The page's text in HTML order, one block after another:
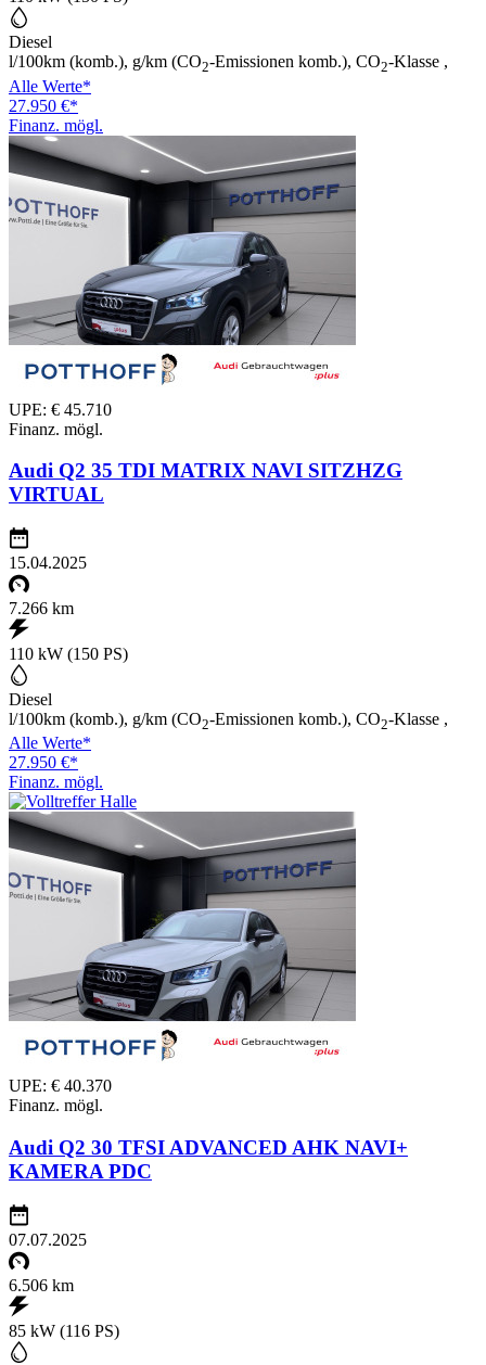
Diesel
l/100km (komb.), g/km (CO2-Emissionen komb.), CO2-Klasse ,
Alle Werte*
27.950 €*
Finanz. mögl.
UPE: € 45.710
Finanz. mögl.
Audi Q2 35 TDI MATRIX NAVI SITZHZG
VIRTUAL
15.04.2025
7.266 km
110 kW (150 PS)
Diesel
l/100km (komb.), g/km (CO2-Emissionen komb.), CO2-Klasse ,
Alle Werte*
27.950 €*
Finanz. mögl.
UPE: € 40.370
Finanz. mögl.
Audi Q2 30 TFSI ADVANCED AHK NAVI+
KAMERA PDC
07.07.2025
6.506 km
85 kW (116 PS)